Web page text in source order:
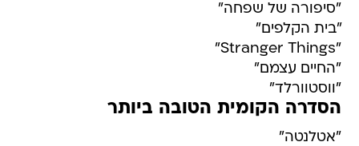
"סיפורה של שפחה"
"בית הקלפים"
"Stranger Things"
"החיים עצמם"
"ווסטוורלד"
הסדרה הקומית הטובה ביותר
"אטלנטה"